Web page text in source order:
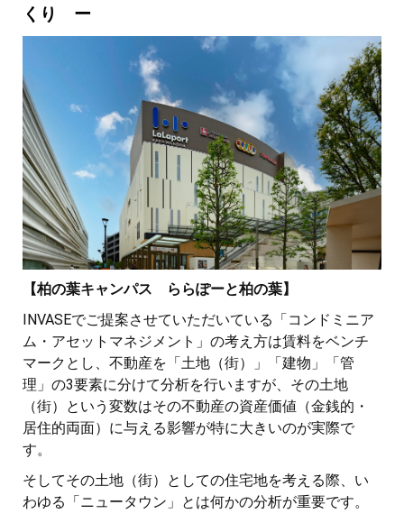
くり ー
【柏の葉キャンパス ららぽーと柏の葉】
INVASEでご提案させていただいている「コンドミニア
ム・アセットマネジメント」の考え方は賃料をベンチ
マークとし、不動産を「土地（街）」「建物」「管
理」の3要素に分けて分析を行いますが、その土地
（街）という変数はその不動産の資産価値（金銭的・
居住的両面）に与える影響が特に大きいのが実際で
す。
そしてその土地（街）としての住宅地を考える際、い
わゆる「ニュータウン」とは何かの分析が重要です。